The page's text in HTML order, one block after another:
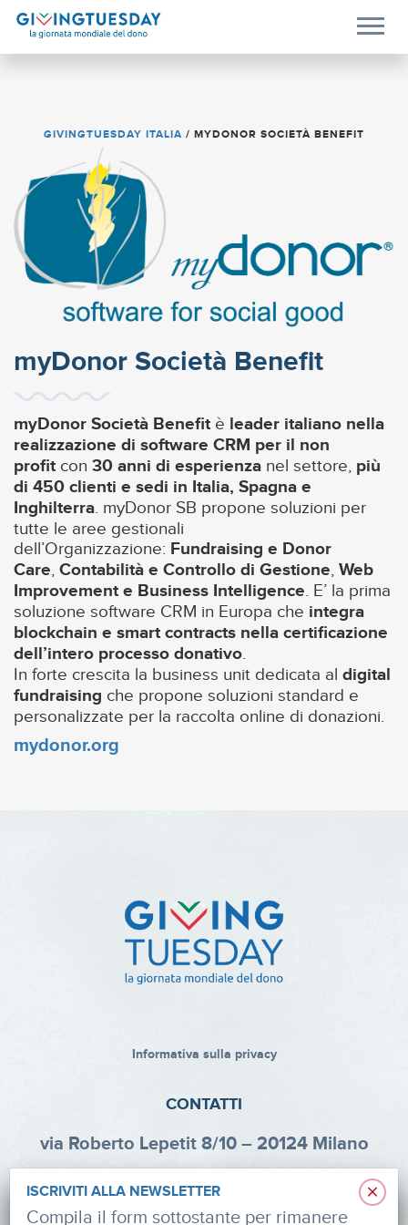
GIVINGTUESDAY ITALIA / MYDONOR SOCIETÀ BENEFIT
myDonor Società Benefit
myDonor Società Benefitè leader italiano nella
realizzazione di software CRM per il non
profit con 30 anni di esperienza nel settore, più
di 450 clienti e sedi in Italia, Spagna e
Inghilterra. myDonor SB propone soluzioni per
tutte le aree gestionali
dell’Organizzazione: Fundraising e Donor
Care, Contabilità e Controllo di Gestione, Web
Improvement e Business Intelligence. E’ la prima
soluzione software CRM in Europa che integra
blockchain e smart contracts nella certificazione
dell’intero processo donativo.
In forte crescita la business unit dedicata al digital
fundraising che propone soluzioni standard e
personalizzate per la raccolta online di donazioni.
mydonor.org
Informativa sulla privacy
CONTATTI
via Roberto Lepetit 8/10 – 20124 Milano
Tel: +39 02 47924880
×
ISCRIVITI ALLA NEWSLETTER
Compila il form sottostante per rimanere